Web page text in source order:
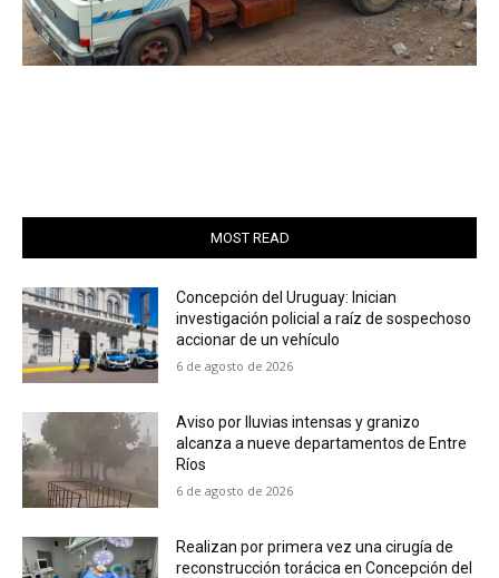
MOST READ
Concepción del Uruguay: Inician
investigación policial a raíz de sospechoso
accionar de un vehículo
6 de agosto de 2026
Aviso por lluvias intensas y granizo
alcanza a nueve departamentos de Entre
Ríos
6 de agosto de 2026
Realizan por primera vez una cirugía de
reconstrucción torácica en Concepción del